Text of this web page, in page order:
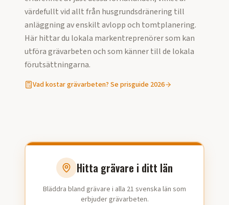
värdefullt vid allt från husgrundsdränering till
anläggning av enskilt avlopp och tomtplanering.
Här hittar du lokala markentreprenörer som kan
utföragrävarbetenoch som känner till de lokala
förutsättningarna.
Vad kostargrävarbeten? Se prisguide 2026
Hitta grävare i ditt län
Bläddra bland grävare i alla 21 svenska län som
erbjuder grävarbeten.